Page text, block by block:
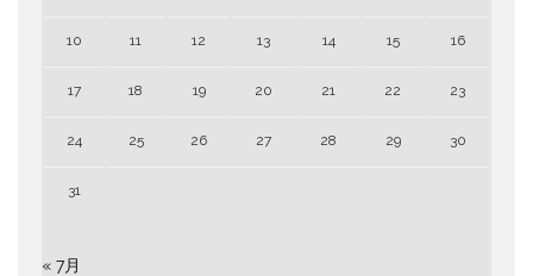
10 11 12 13 14 15 16
17 18 19 20 21 22 23
24 25 26 27 28 29 30
31
« 7月